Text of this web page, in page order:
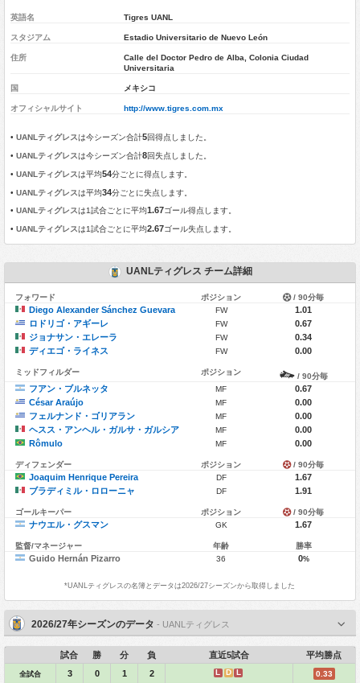
英語名 Tigres UANL
スタジアム Estadio Universitario de Nuevo León
住所
Calle del Doctor Pedro de Alba, Colonia Ciudad
Universitaria
国 メキシコ
オフィシャルサイト http://www.tigres.com.mx
• UANLティグレスは今シーズン合計5回得点しました。
• UANLティグレスは今シーズン合計8回失点しました。
• UANLティグレスは平均54分ごとに得点します。
• UANLティグレスは平均34分ごとに失点します。
• UANLティグレスは1試合ごとに平均1.67ゴール得点します。
• UANLティグレスは1試合ごとに平均2.67ゴール失点します。
UANLティグレス チーム詳細
フォワード ポジション / 90分毎
Diego Alexander Sánchez Guevara FW
1.01
ロドリゴ・アギーレ
FW
0.67
ジョナサン・エレーラ
FW
0.34
ディエゴ・ライネス
FW 0.00
ミッドフィルダー ポジション / 90分毎
フアン・ブルネッタ MF
0.67
César Araújo
MF
0.00
フェルナンド・ゴリアラン
MF
0.00
ヘスス・アンヘル・ガルサ・ガルシア
MF
0.00
Rômulo
MF 0.00
ディフェンダー ポジション / 90分毎
Joaquim Henrique Pereira DF
1.67
ブラディミル・ロローニャ
DF 1.91
ゴールキーパー ポジション / 90分毎
ナウエル・グスマン GK 1.67
監督/マネージャー 年齢 勝率
Guido Hernán Pizarro 36 0%
*UANLティグレスの名簿とデータは2026/27シーズンから取得しました
2026/27年シーズンのデータ - UANLティグレス
試合 勝 分 負 直近5試合 平均勝点
全試合 3 0 1 2 L D L 0.33